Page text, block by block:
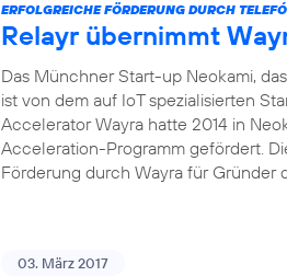
ERFOLGREICHE FÖRDERUNG DURCH
Relayr übernimmt
Das Münchner Start-up Neokami,
ist von dem auf IoT spezialisierten
Accelerator Wayra hatte 2014 in
Acceleration-Programm gefördert.
Förderung durch Wayra für Gründer
03. März 2017